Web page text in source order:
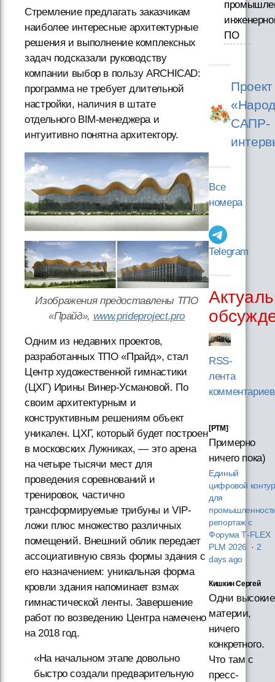
Стремление предлагать заказчикам
наиболее интересные архитектурные
решения и выполнение комплексных
задач подсказали руководству
компании выбор в пользу ARCHICAD:
программа не требует длительной
настройки, наличия в штате
отдельного BIM-менеджера и
интуитивно понятна архитектору.
Изображения предоставлены ТПО
«Прайд», www.prideproject.pro
Одним из недавних проектов,
разработанных ТПО «Прайд», стал
Центр художественной гимнастики
(ЦХГ) Ирины Винер-Усмановой. По
своим архитектурным и
конструктивным решениям объект
уникален. ЦХГ, который будет построен
в московских Лужниках, — это арена
на четыре тысячи мест для
проведения соревнований и
тренировок, частично
трансформируемые трибуны и VIP-
ложи плюс множество различных
помещений. Внешний облик передает
ассоциативную связь формы здания с
его назначением: уникальная форма
кровли здания напоминает взмах
гимнастической ленты. Завершение
работ по возведению Центра намечено
на 2018 год.
«На начальном этапе довольно
быстро создали предварительную
ПО
Проект
САПР-
Все
номера
Telegram
RSS-
лента
комментариев
[PTM]
Примерно
ничего пока)
Единый
цифровой контур
для
репортаж с
Форума T‑FLEX
PLM 2026 · 2
days ago
Кишкин Сергей
Одни высокие
материи,
ничего
конкретного.
Что там с
пресс-